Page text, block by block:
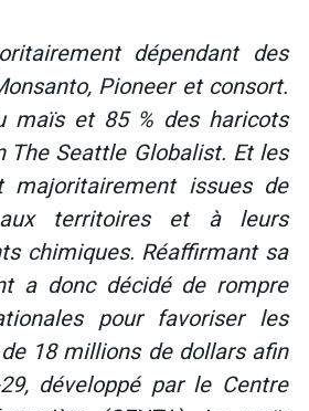
dépendant des
Pioneer et consort.
maïs et 85 % des haricots
The Seattle Globalist. Et les
issues de
territoires et à leurs
chimiques. Réaffirmant sa
a donc décidé de rompre
pour favoriser les
18 millions de dollars afin
développé par le Centre